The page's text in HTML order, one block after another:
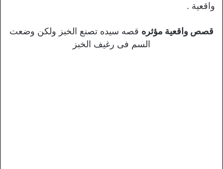
واقعية .
قصص واقعية مؤثره قصه سيده تصنع الخبز ولكن وضعت
السم فى رغيف الخبز